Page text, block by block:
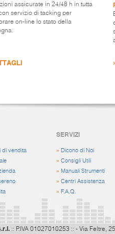
assicurate in 24/48 h in tutta
servizio di tacking per
on-line lo stato della
di vendita
SERVIZI
» Dicono di Noi
»Consigli Utili
» Manuali Strumenti
»Centri Assistenza
» F.A.Q.
:: P.IVA 01027010253 :: - Via Feltre,